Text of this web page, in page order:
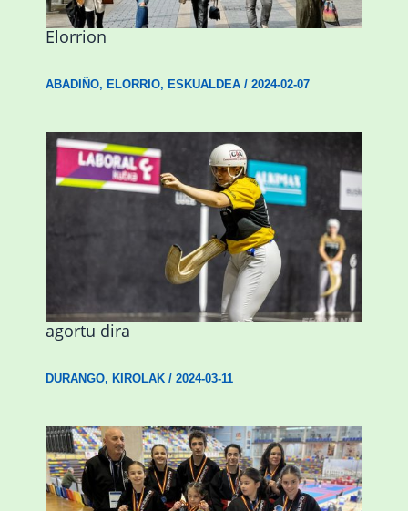
presentzia indartu du Abadiñon eta
Elorrion
ABADIÑO, ELORRIO, ESKUALDEA/ 2024-02-07
Astelehenean Durangon jokatuko den
emakumezkoen zesta finaleko sarrerak
agortu dira
DURANGO, KIROLAK/ 2024-03-11